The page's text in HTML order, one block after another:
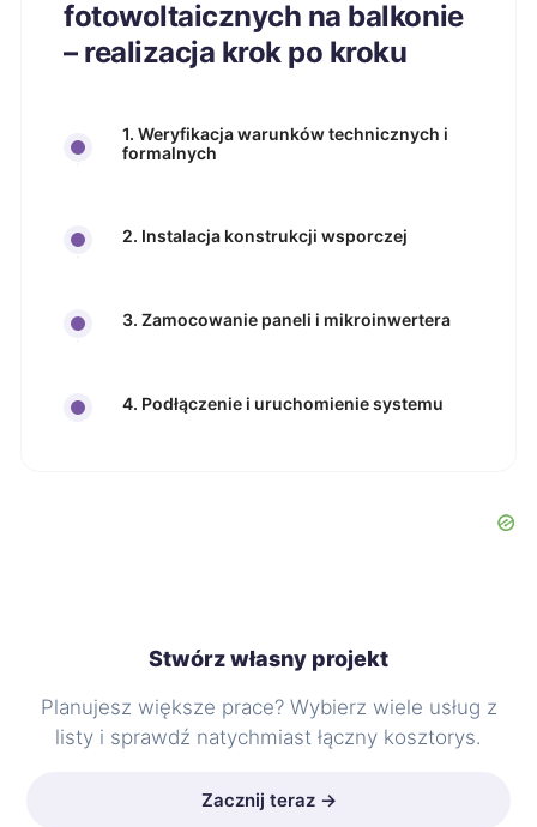
fotowoltaicznych na balkonie
– realizacja krok po kroku
1. Weryfikacja warunków technicznych i
formalnych
2. Instalacja konstrukcji wsporczej
3. Zamocowanie paneli i mikroinwertera
4. Podłączenie i uruchomienie systemu
Stwórz własny projekt
Planujesz większe prace? Wybierz wiele usług z
listy i sprawdź natychmiast łączny kosztorys.
Zacznij teraz →